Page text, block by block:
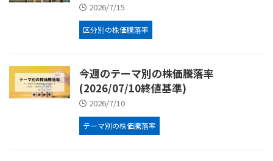
2026/7/15
区分別の株価騰落率
今週のテーマ別の株価騰落率
(2026/07/10終値基準)
2026/7/10
テーマ別の株価騰落率